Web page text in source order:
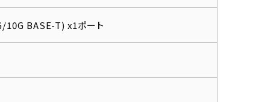
BASE-T) x1ポート